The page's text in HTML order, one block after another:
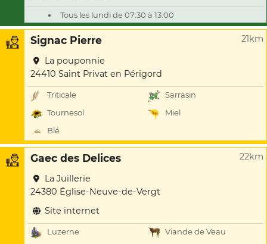
Tous les lundi de 07:30 à 13:00
Signac Pierre 21km
La pouponnie
24410 Saint Privat en Périgord
Triticale
Sarrasin
Tournesol
Miel
Blé
Gaec des Delices 22km
La Juillerie
24380 Église-Neuve-de-Vergt
Site internet
Luzerne
Viande de Veau